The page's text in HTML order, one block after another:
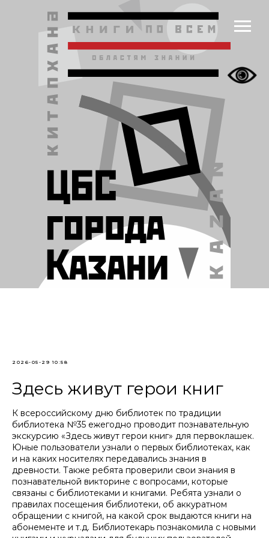
2026-05-29 10:58
Здесь живут герои книг
К всероссийскому дню библиотек по традиции
библиотека №35 ежегодно проводит познавательную
экскурсию «Здесь живут герои книг» для первоклашек.
Юные пользователи узнали о первых библиотеках, как
и на каких носителях передавались знания в
древности. Также ребята проверили свои знания в
познавательной викторине с вопросами, которые
связаны с библиотеками и книгами. Ребята узнали о
правилах посещения библиотеки, об аккуратном
обращении с книгой, на какой срок выдаются книги на
абонементе и т.д. Библиотекарь познакомила с новыми